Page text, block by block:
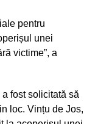
pentru
unei
victime”, a
fost solicitată să
loc. Vințu de Jos,